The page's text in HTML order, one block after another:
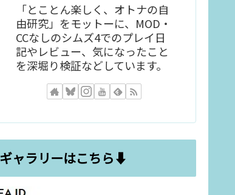
「とことん楽しく、オトナの自
由研究」をモットーに、MOD・
CCなしのシムズ4でのプレイ日
記やレビュー、気になったこと
を深堀り検証などしています。
ギャラリーはこちら⬇️